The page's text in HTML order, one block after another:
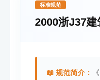
标准规范
2000浙J37建
📖 规范简介：